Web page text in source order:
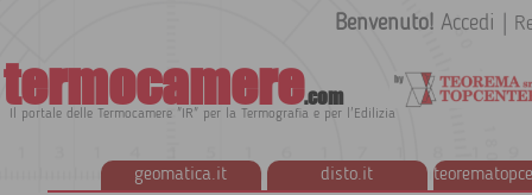
termocamere.com
Il portale delle Termocamere "IR" per la Termografia e per l'Edilizia
geomatica.it disto.it
Benvenuto! Accedi